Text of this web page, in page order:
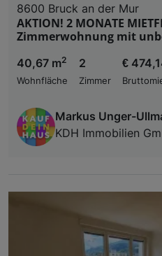
8600 Bruck an der Mur
AKTION! 2 MONATE
Zimmerwohnung mit
40,67 m2
Wohnfläche
2
Zimmer
€
Markus Unger-
KDH Immobilien